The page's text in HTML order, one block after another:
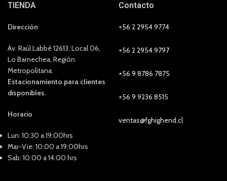
TIENDA
Dirección
Av. Raúl Labbé 12613, Local 06,
Lo Barnechea, Región
Metropolitana.
Estacionamiento para clientes
disponibles.
Horario
Lun: 10:30 a 19:00hrs
Mar-Vie: 10:00 a 19:00hrs
Sab: 10:00 a 14:00 hrs
Contacto
+56 2 2954 9774
+56 2 2954 9797
+56 9 8786 7875
+56 9 9236 8515
ventas@fghighend.cl